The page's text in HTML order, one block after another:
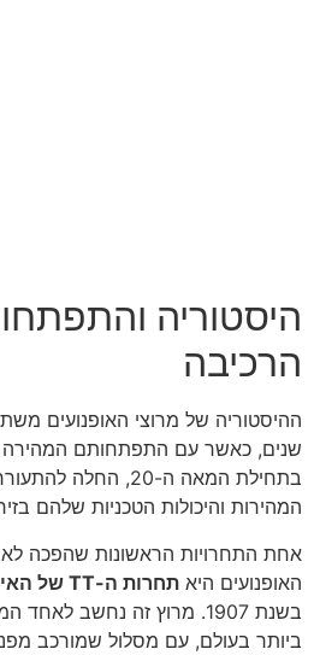
היסטוריה
הרכיבה
ההיסטוריה של מרוצי האופנועים
שנים, כאשר עם התפתחותם
בתחילת המאה ה-20,
המהירות והיכולות הטכניות שלהם
אחת התחרויות הראשונות שהפכה
האופנועים היא תחרות ה-TT של האי מאן
בשנת 1907. מרוץ זה נחשב
ביותר בעולם, עם מסלול שמורכב